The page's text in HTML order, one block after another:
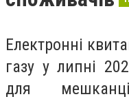
Електронні
газу у липні
для